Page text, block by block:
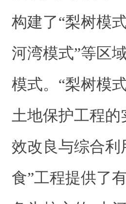
构建了“梨树模
河湾模式”等区
模式。“梨树模
土地保护工程
效改良与综合利
食”工程提供了